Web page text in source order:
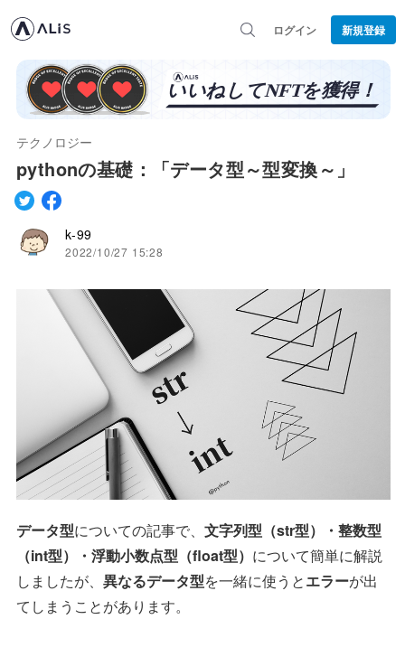
ログイン 新規登録
テクノロジー
pythonの基礎：「データ型～型変換～」
k-99
2022/10/27 15:28
データ型についての記事で、 文字列型（str型）・整数型
（int型）・浮動小数点型（float型） について簡単に解説
しましたが、 異なるデータ型を一緒に使うとエラーが出
てしまうことがあります。